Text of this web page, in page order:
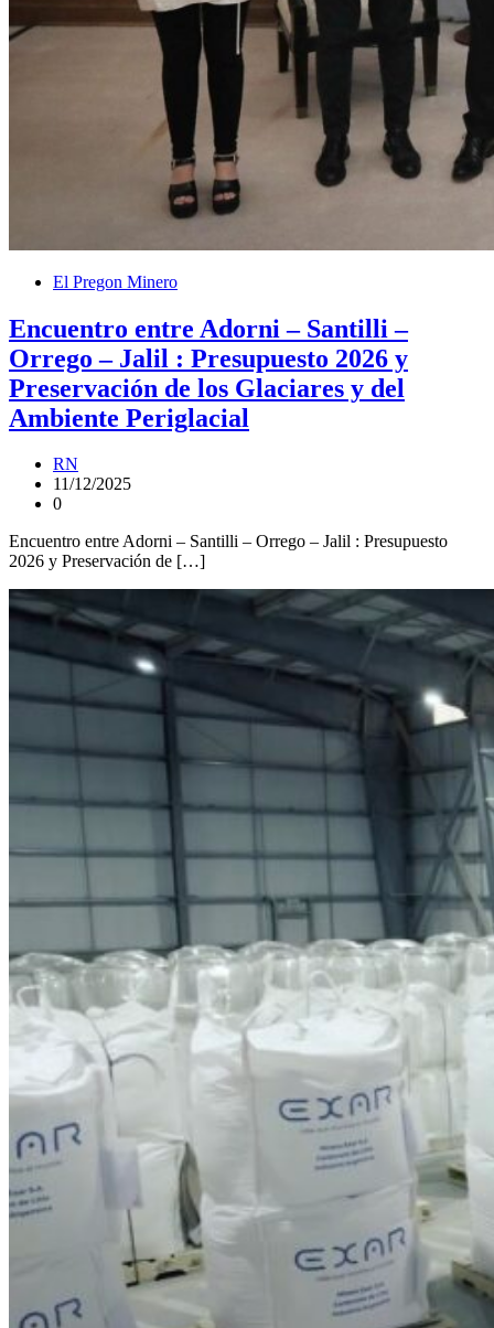
El Pregon Minero
Encuentro entre Adorni – Santilli –
Orrego – Jalil : Presupuesto 2026 y
Preservación de los Glaciares y del
Ambiente Periglacial
RN
11/12/2025
0
Encuentro entre Adorni – Santilli – Orrego – Jalil : Presupuesto
2026 y Preservación de […]